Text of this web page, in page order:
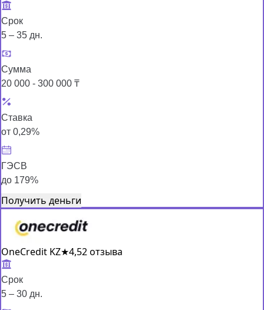
Срок
5 – 35 дн.
Сумма
20 000 - 300 000 ₸
Ставка
от 0,29%
ГЭСВ
до 179%
Получить деньги
OneCredit KZ★4,52 отзыва
Срок
5 – 30 дн.